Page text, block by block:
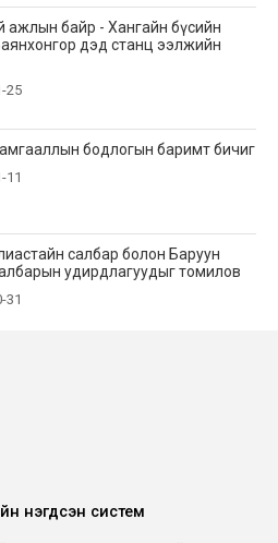
ажлын байр - Хангайн бүсийн
дэд станц ээлжийн
25
бодлогын баримт бичиг
11
салбар болон Баруун
удирдлагуудыг томилов
31
нэгдсэн систем